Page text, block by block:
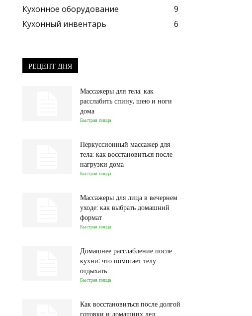
Кухонное оборудование
9
Кухонный инвентарь
6
РЕЦЕПТ ДНЯ
Массажеры для тела: как
расслабить спину, шею и ноги
дома
Быстрая пицца
Перкуссионный массажер для
тела: как восстановиться после
нагрузки дома
Быстрая пицца
Массажеры для лица в вечернем
уходе: как выбрать домашний
формат
Быстрая пицца
Домашнее расслабление после
кухни: что помогает телу
отдыхать
Быстрая пицца
Как восстановиться после долгой
готовки и домашних дел